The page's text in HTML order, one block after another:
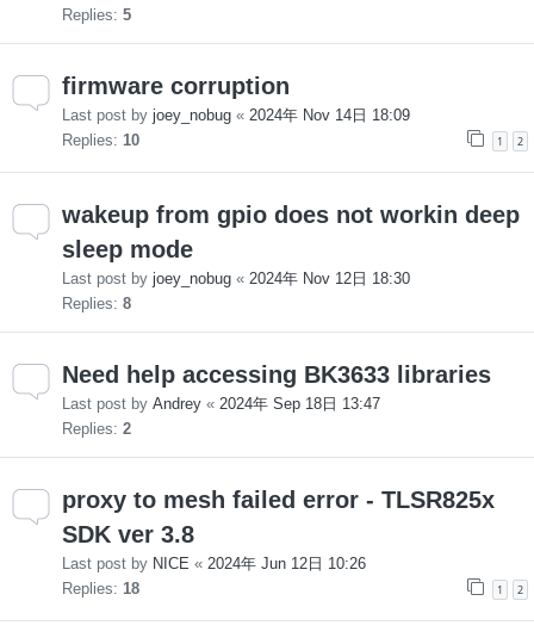
Replies: 5
firmware corruption
Last post by joey_nobug « 2024年 Nov 14日 18:09
Replies: 10 1 2
wakeup from gpio does not workin deep
sleep mode
Last post by joey_nobug « 2024年 Nov 12日 18:30
Replies: 8
Need help accessing BK3633 libraries
Last post by Andrey « 2024年 Sep 18日 13:47
Replies: 2
proxy to mesh failed error - TLSR825x
SDK ver 3.8
Last post by NICE « 2024年 Jun 12日 10:26
Replies: 18 1 2